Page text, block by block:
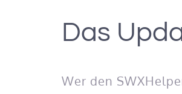
Das
Wer den